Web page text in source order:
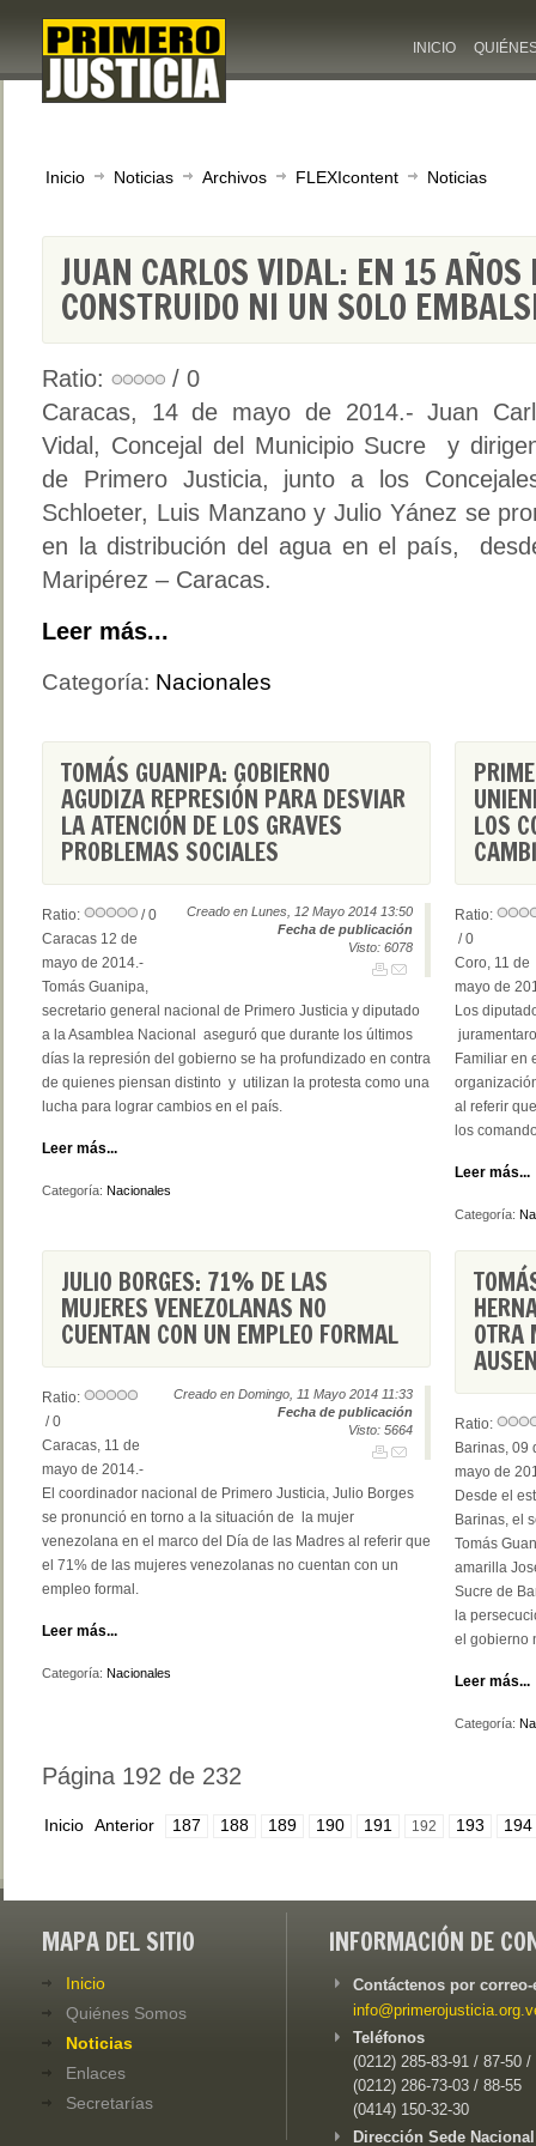
INICIO
Inicio Noticias Archivos FLEXIcontent Noticias
JUAN CARLOS VIDAL: EN 15 AÑOS
CONSTRUIDO NI UN SOLO
Ratio:
/ 0
Caracas, 14 de mayo de 2014.- Juan
Vidal, Concejal del Municipio Sucre y
de Primero Justicia, junto a los
Schloeter, Luis Manzano y Julio Yánez se
en la distribución del agua en el país,
Maripérez – Caracas.
Leer más...
Categoría: Nacionales
TOMÁS GUANIPA: GOBIERNO
AGUDIZA REPRESIÓN PARA DESVIAR
LA ATENCIÓN DE LOS GRAVES
PROBLEMAS SOCIALES
Creado en Lunes, 12 Mayo 2014 13:50
Fecha de publicación
Visto: 6078
Ratio:
/ 0
Caracas 12 de
mayo de 2014.-
Tomás Guanipa,
secretario general nacional de Primero Justicia y diputado
a la Asamblea Nacional aseguró que durante los últimos
días la represión del gobierno se ha profundizado en contra
de quienes piensan distinto y utilizan la protesta como una
lucha para lograr cambios en el país.
Leer más...
Categoría: Nacionales
LOS
Ratio:
/ 0
Coro, 11 de
mayo de
Los
Familiar en
al referir
los
Leer más...
Categoría:
JULIO BORGES: 71% DE LAS
MUJERES VENEZOLANAS NO
CUENTAN CON UN EMPLEO FORMAL
Creado en Domingo, 11 Mayo 2014 11:33
Fecha de publicación
Visto: 5664
Ratio:
/ 0
Caracas, 11 de
mayo de 2014.-
El coordinador nacional de Primero Justicia, Julio Borges
se pronunció en torno a la situación de la mujer
venezolana en el marco del Día de las Madres al referir que
el 71% de las mujeres venezolanas no cuentan con un
empleo formal.
Leer más...
Categoría: Nacionales
OTRA
Ratio:
Barinas, 09
mayo de
Desde el
Barinas, el
Tomás
amarilla
Sucre de
la
el gobierno
Leer más...
Categoría:
Página 192 de 232
Inicio Anterior 187 188 189 190 191 192 193 194
MAPA DEL SITIO
Inicio
Quiénes Somos
Noticias
Enlaces
Secretarías
INFORMACIÓN DE
Contáctenos por
Teléfonos
(0212) 285-83-91 / 87-50 /
(0212) 286-73-03 / 88-55
(0414) 150-32-30
Dirección Sede